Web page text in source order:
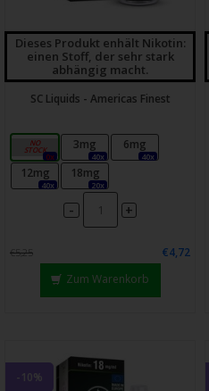
Dieses Produkt enhält Nikotin:
einen Stoff, der sehr stark
abhängig macht.
SC Liquids - Americas Finest
0mg
0x
3mg
40x
6mg
40x
12mg
40x
18mg
20x
- +
€5,25
€4,72
Zum Warenkorb
-10%